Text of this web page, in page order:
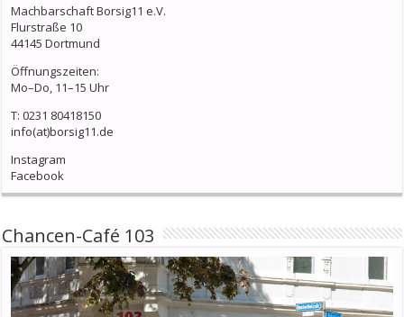
Machbarschaft Borsig11 e.V.
Flurstraße 10
44145 Dortmund
Öffnungszeiten:
Mo–Do, 11–15 Uhr
T: 0231 80418150
info(at)borsig11.de
Instagram
Facebook
Chancen-Café 103